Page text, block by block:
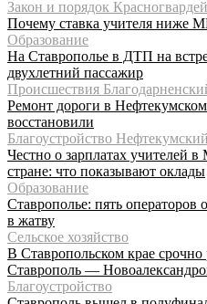
Закон и порядок
Почему ставка учителя ниже
Образование
На Ставрополье в ДТП на
двухлетний пассажир
Происшествия
Ремонт дороги в Нефтекумском
восстановили
Благоустройство
Честно о зарплатах учителей
стране: что показывают оклады
Образование
Ставрополье: пять операторов
в жатву
Сельское хозяйство
В Ставропольском крае
Ставрополь —
Благоустройство